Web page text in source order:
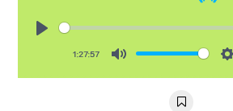
1:27:57